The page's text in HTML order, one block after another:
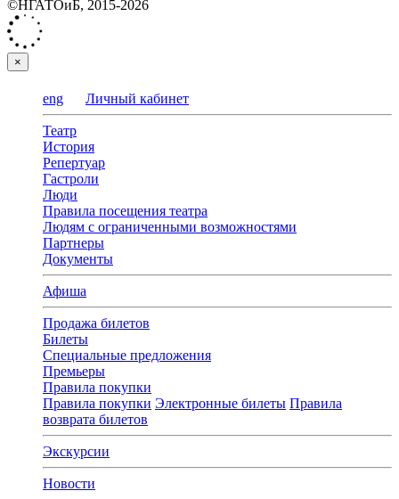
©НГАТОиБ, 2015-2026
×
eng Личный кабинет
Театр
История
Репертуар
Гастроли
Люди
Правила посещения театра
Людям с ограниченными возможностями
Партнеры
Документы
Афиша
Продажа билетов
Билеты
Специальные предложения
Премьеры
Правила покупки
Правила покупки Электронные билеты Правила
возврата билетов
Экскурсии
Новости